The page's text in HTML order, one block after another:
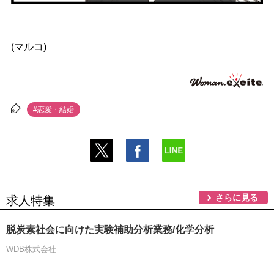
(マルコ)
#恋愛・結婚
求人特集 さらに見る
脱炭素社会に向けた実験補助分析業務/化学分析
WDB株式会社